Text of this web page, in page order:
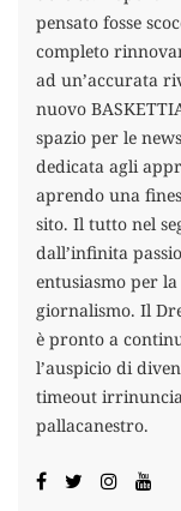
pensato fosse
completo
ad un’accurata
nuovo
spazio per le
dedicata agli
aprendo una
sito. Il tutto nel
dall’infinita
entusiasmo per
giornalismo. Il
è pronto a
l’auspicio di
timeout
pallacanestro.